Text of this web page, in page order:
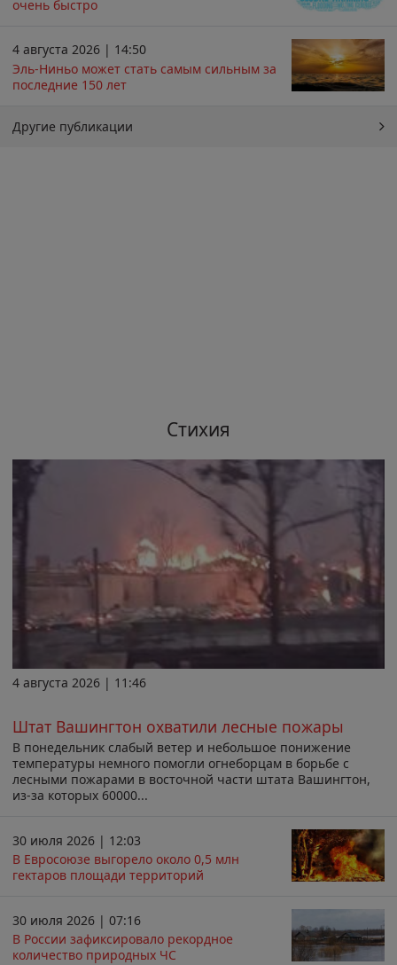
очень быстро
4 августа 2026 | 14:50
Эль-Ниньо может стать самым сильным за
последние 150 лет
Другие публикации
Стихия
4 августа 2026 | 11:46
Штат Вашингтон охватили лесные пожары
В понедельник слабый ветер и небольшое понижение
температуры немного помогли огнеборцам в борьбе с
лесными пожарами в восточной части штата Вашингтон,
из-за которых 60000...
30 июля 2026 | 12:03
В Евросоюзе выгорело около 0,5 млн
гектаров площади территорий
30 июля 2026 | 07:16
В России зафиксировало рекордное
количество природных ЧС